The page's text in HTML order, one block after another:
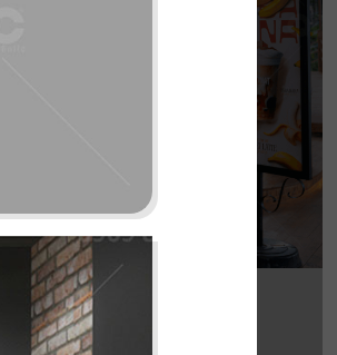
thức cafe - trà sữa ấn